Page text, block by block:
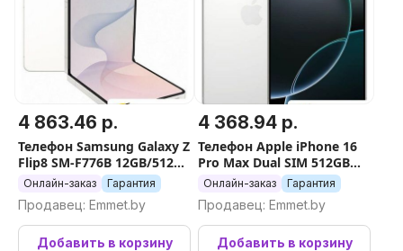
4 863.46 р.
Телефон Samsung Galaxy Z
Flip8 SM-F776B 12GB/512GB
(бежевый)
Онлайн-заказ Гарантия
Продавец: Emmet.by
Добавить в корзину
4 368.94 р.
Телефон Apple iPhone 16
Pro Max Dual SIM 512GB
(белый титан)
Онлайн-заказ Гарантия
Продавец: Emmet.by
Добавить в корзину